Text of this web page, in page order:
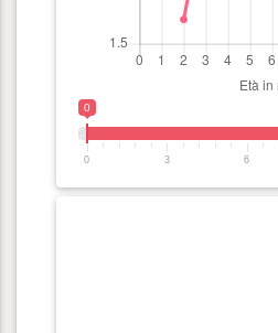
0
0 3 6